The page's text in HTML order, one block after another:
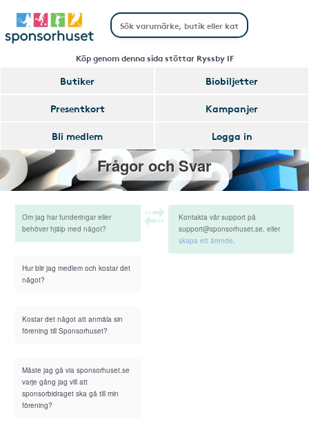
Köp genom denna sida stöttar Ryssby IF
Butiker
Biobiljetter
Presentkort
Kampanjer
Bli medlem
Logga in
Frågor och Svar
Om jag har funderingar eller
behöver hjälp med något?
Hur blir jag medlem och kostar det
något?
Kostar det något att anmäla sin
förening till Sponsorhuset?
Måste jag gå via sponsorhuset.se
varje gång jag vill att
sponsorbidraget ska gå till min
förening?
Kontakta vår support på
support@sponsorhuset.se, eller
skapa ett ärende.